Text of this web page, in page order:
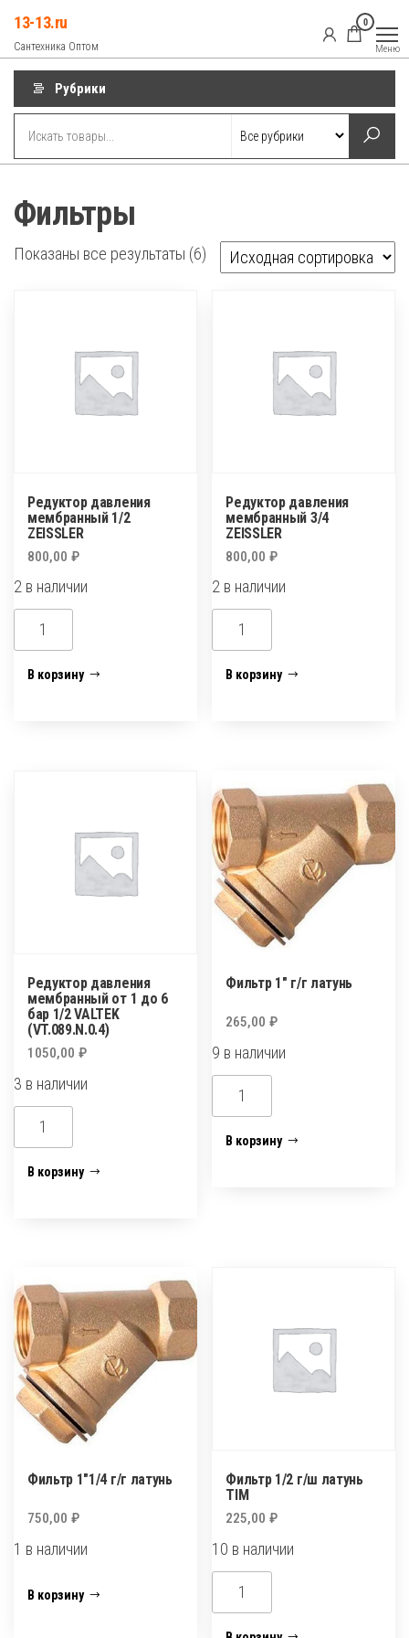
содержимому
13-13.ru
Сантехника Оптом
0
Меню
Рубрики
Фильтры
Показаны все результаты (6)
Редуктор давления
мембранный 1/2
ZEISSLER
800,00 ₽
2 в наличии
Количество
товара
Редуктор
В корзину
Редуктор давления
мембранный 3/4
ZEISSLER
800,00₽
2 в наличии
Количество
товара
Редуктор
В корзину
Редуктор давления
мембранный от 1 до 6
бар 1/2 VALTEK
(VT.089.N.0.4)
1050,00 ₽
3 в наличии
Количество
товара
Редуктор
до
6
бар
1/2
VALTEK
(VT.089.N.0.4)
В корзину
Фильтр 1″ г/г латунь
265,00₽
9 в наличии
Количество
товара
Фильтр
В корзину
Фильтр 1″1/4 г/г латунь
750,00 ₽
1 в наличии
товара
В корзину
Фильтр 1/2 г/ш латунь
TIM
225,00₽
10 в наличии
Количество
товара
Фильтр